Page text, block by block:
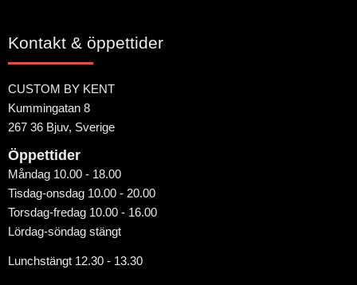
Kontakt & öppettider
CUSTOM BY KENT
Kummingatan 8
267 36 Bjuv, Sverige
Öppettider
Måndag 10.00 - 18.00
Tisdag-onsdag 10.00 - 20.00
Torsdag-fredag 10.00 - 16.00
Lördag-söndag stängt
Lunchstängt 12.30 - 13.30